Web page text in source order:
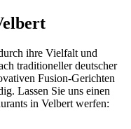
ihre Vielfalt und
traditioneller deutscher
Fusion-Gerichten
Lassen Sie uns einen
in Velbert werfen: